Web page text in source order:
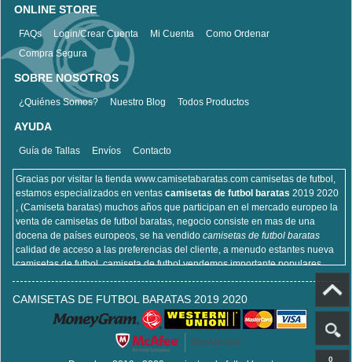
ONLINE STORE
FAQs Login/Crear Cuenta Mi Cuenta
Como Ordenar
Compra Segura
SOBRE NOSOTROS
¿Quiénes Somos? Nuestro Blog Todos Productos
AYUDA
Guía de Tallas Envíos Contacto
Gracias por visitar la tienda www.camisetabaratas.com camisetas de futbol,
estamos especializados en ventas camisetas de futbol baratas 2019 2020
, (Camiseta baratas) muchos años que participan en el mercado europeo la
venta de camisetas de futbol baratas, negocio consiste en mas de una
docena de países europeos, se ha vendido camisetas de futbol baratas
calidad de acceso a las preferencias del cliente, a menudo estantes nueva
camisetas de futbol, camiseta de futbol vendemos importante populares,
Barcelona, camisa de futbol Arsenal, y la camisa de fútbol Atlético de Madrid,
sitios de la camisa de futbol que venden , cien por ciento algodón, lavable a
máquina, no desapareciendo, la calidad puede ser garantizada, puedes
estar seguro de comprar!
CAMISETAS DE FUTBOL BARATAS 2019 2020
0